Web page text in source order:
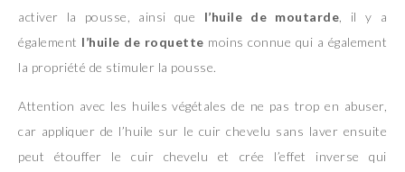
activer la pousse, ainsi que l’huile de moutarde , il y a
également l’huile de roquette moins connue qui a également
la propriété de stimuler la pousse.
Attention avec les huiles végétales de ne pas trop en abuser,
car appliquer de l’huile sur le cuir chevelu sans laver ensuite
peut étouffer le cuir chevelu et crée l’effet inverse qui